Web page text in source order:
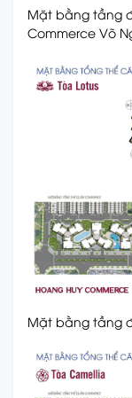
Mặt bằng tầng
Commerce Võ
Mặt bằng tầng